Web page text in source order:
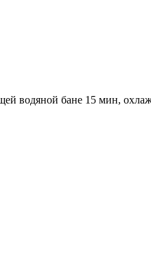
водяной бане 15 мин,